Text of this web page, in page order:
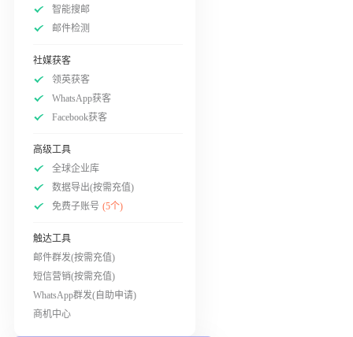
智能搜邮
邮件检测
社媒获客
领英获客
WhatsApp获客
Facebook获客
高级工具
全球企业库
数据导出(按需充值)
免费子账号 (5个)
触达工具
邮件群发(按需充值)
短信营销(按需充值)
WhatsApp群发(自助申请)
商机中心